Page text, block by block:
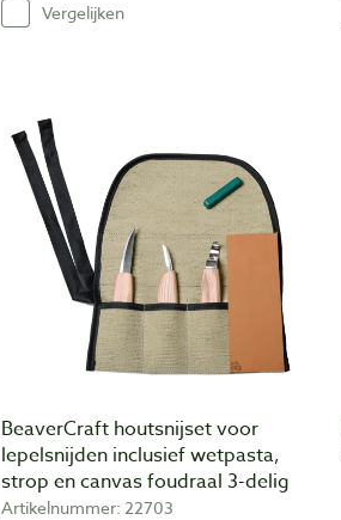
Vergelijken
BeaverCraft houtsnijset voor
lepelsnijden inclusief wetpasta,
strop en canvas foudraal 3-delig
Artikelnummer: 22703